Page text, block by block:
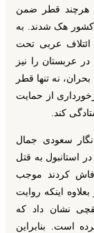
هرچند قطر ضمن
کشور هک شدند. به
عربی تحت
عربستان را نیز
نه تنها قطر
از حمایت
کند.
اکتبر ۲۰۱۸ روزنامه نگار سعودی جمال
استانبول به قتل
فاش کردند موجب
اینکه روایت
نشان داد که
است. بنابراین